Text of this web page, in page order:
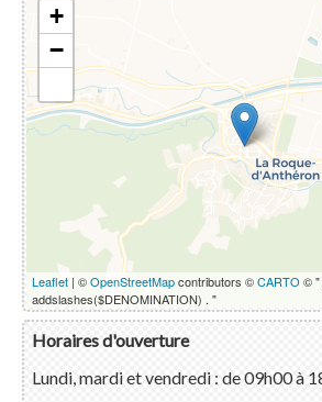
+
−
Leaflet | ©OpenStreetMapcontributors ©CARTO © "
addslashes($DENOMINATION) . "
Horaires d'ouverture
Lundi, mardi et vendredi : de 09h00 à